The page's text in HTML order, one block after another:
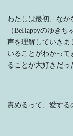
わたしは最初、な
（BeHappyのゆき
声を理解していきま
いることがわかっ
ることが大好きだっ
責めるって、愛する